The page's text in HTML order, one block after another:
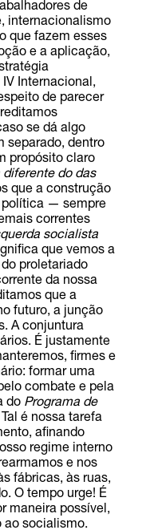
de
internacionalismo
que fazem esses
e a aplicação,
Internacional,
de parecer
se dá algo
separado, dentro
propósito claro
do das
que a construção
política — sempre
correntes
socialista
que vemos a
proletariado
da nossa
que a
futuro, a junção
A conjuntura
É justamente
firmes e
formar uma
combate e pela
do Programa de
é nossa tarefa
afinando
regime interno
e nos
fábricas, às ruas,
O tempo urge! É
maneira possível,
ao socialismo.